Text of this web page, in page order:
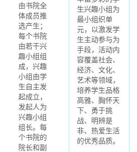
由书院全
体成员推
选产生；
每个书院
由若干兴
趣小组组
成，兴趣
小组由学
生自主发
起成立，
发起人为
兴趣小组
组长。每
个书院的
院长和副
生兴趣小组为
最小组织单
元，以激发学
生主动参与为
手段，活动内
容覆盖社会、
经济、文化、
艺术等领域，
培养学生品格
高雅、胸怀天
下、勇于挑
战、明辨是
非、热爱生活
的优秀品质。